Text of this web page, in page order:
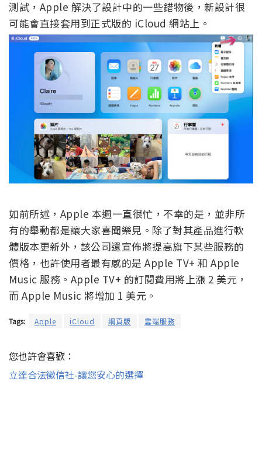
測試，Apple 解決了設計中的一些錯物後，新設計很
可能會直接套用到正式版的 iCloud 網站上。
如前所述，Apple 本週一直很忙，不幸的是，並非所
有的舉動都是讓大家喜聞樂見。除了對其產品進行軟
體版本更新外，該公司還宣佈將提高旗下某些服務的
價格，也許使用者最有感的是 Apple TV+ 和 Apple
Music 服務。Apple TV+ 的訂閱費用將上漲 2 美元，
而 Apple Music 將增加 1 美元。
Tags: Apple iCloud 網頁版 雲端服務
您也許會喜歡：
立達合法徵信社-讓您安心的選擇